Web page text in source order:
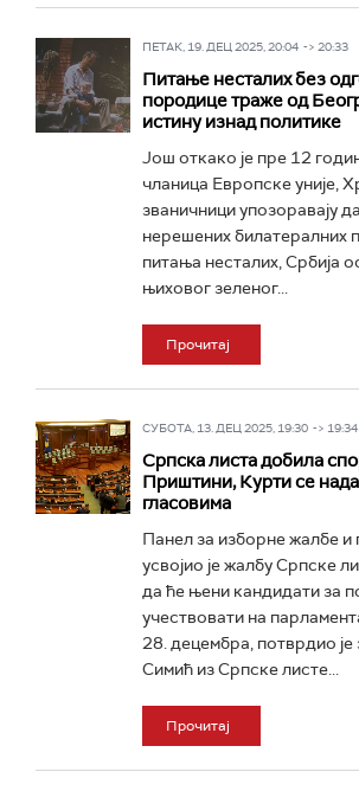
ПЕТАК, 19. ДЕЦ 2025, 20:04 -> 20:33
Питање несталих без
породице траже од
истину изнад политике
Још откако је пре 12
чланица Европске уније,
званичници упозоравају
нерешених билатералних
питања несталих, Србија
њиховог зеленог...
Прочитај
СУБОТА, 13. ДЕЦ 2025, 19:30 -> 19:34
Српска листа добила
Приштини, Курти се
гласовима
Панел за изборне жалбе и
усвојио је жалбу Српске
да ће њени кандидати за
учествовати на
28. децембра, потврдио
Симић из Српске листе...
Прочитај